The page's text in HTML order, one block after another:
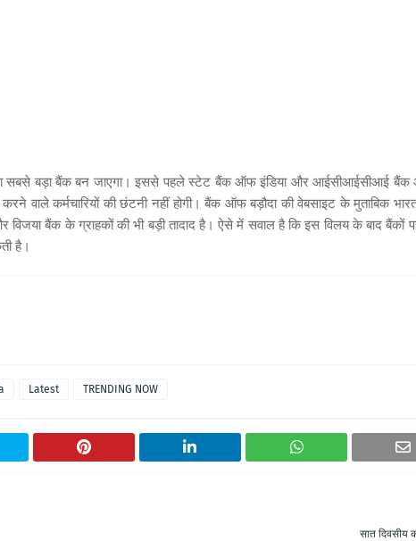
सबसे बड़ा बैंक बन जाएगा। इससे पहले स्‍टेट बैंक ऑफ इंडिया और आईसीआईसीआई बैंक
वाले कर्मचारियों की छंटनी नहीं होगी। बैंक ऑफ बड़ौदा की वेबसाइट के मुताबिक
विजया बैंक के ग्राहकों की भी बड़ी तादाद है। ऐसे में सवाल है कि इस विलय के बाद बैंकों
है।
Latest TRENDING NOW
सात दिवसीय